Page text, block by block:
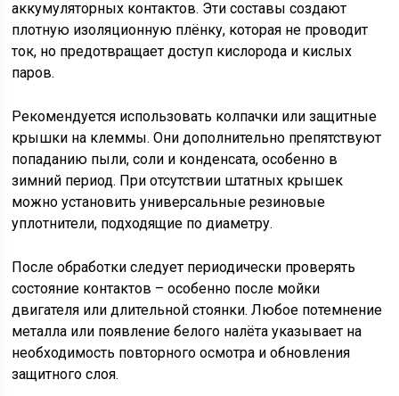
аккумуляторных контактов. Эти составы создают
плотную изоляционную плёнку, которая не проводит
ток, но предотвращает доступ кислорода и кислых
паров.
Рекомендуется использовать колпачки или защитные
крышки на клеммы. Они дополнительно препятствуют
попаданию пыли, соли и конденсата, особенно в
зимний период. При отсутствии штатных крышек
можно установить универсальные резиновые
уплотнители, подходящие по диаметру.
После обработки следует периодически проверять
состояние контактов – особенно после мойки
двигателя или длительной стоянки. Любое потемнение
металла или появление белого налёта указывает на
необходимость повторного осмотра и обновления
защитного слоя.